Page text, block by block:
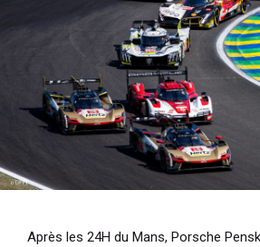
Après les 24H du Mans, Porsche